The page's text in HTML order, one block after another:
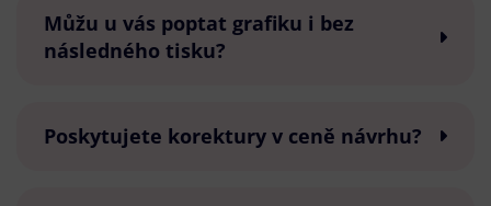
Můžu u vás poptat grafiku i bez
následného tisku?
Poskytujete korektury v ceně návrhu?